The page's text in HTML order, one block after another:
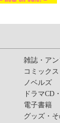
雑誌・ア
コミックス
ノベルズ
ドラマCD
電子書籍
グッズ・